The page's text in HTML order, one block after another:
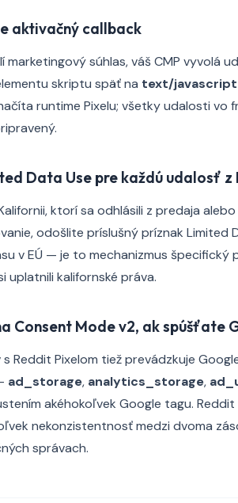
aktivačný callback
marketingový súhlas, váš CMP vyvolá
skriptu späť na text/javascript
runtime Pixelu; všetky udalosti
Data Use pre každú udalosť
ktorí sa odhlásili z predaja
odošlite príslušný príznak Limited
v EÚ — je to mechanizmus
uplatnili kalifornské práva.
Consent Mode v2, ak spúšťate
Reddit Pixelom tiež prevádzkuje
ad_storage, analytics_storage,
akéhokoľvek Google tagu.
nekonzistentnosť medzi dvoma
správach.